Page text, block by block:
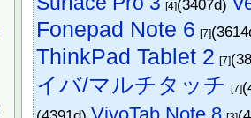
[4](3407d)
Fonepad Note 6 [7]
ThinkPad Tablet 2 [7]
イバ/マルチタッチ [7]